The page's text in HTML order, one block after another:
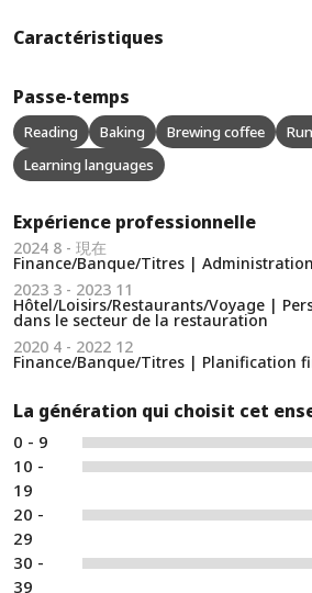
Caractéristiques
Passe-temps
Reading Baking Brewing coffee
Learning languages
Expérience professionnelle
2024 8 - 現在
Finance/Banque/Titres |
2023 3 - 2023 11
Hôtel/Loisirs/Restaurants/Voyage |
dans le secteur de la restauration
2020 4 - 2022 12
Finance/Banque/Titres | Planification
La génération qui choisit cet
0 - 9
10 -
19
20 -
29
30 -
39